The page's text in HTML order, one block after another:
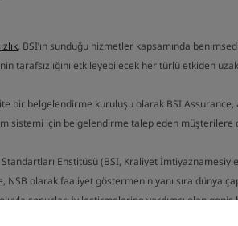
, BSI’ın sunduğu hizmetler kapsamında
tarafsızlığını etkileyebilecek her türlü etkiden
bir belgelendirme kuruluşu olarak BSI Assurance,
sistemi için belgelendirme talep eden müşterilere
Enstitüsü (BSI, Kraliyet
NSB olarak faaliyet göstermenin yanı sıra dünya
sonuçları iyileştirmelerine yardımcı olan